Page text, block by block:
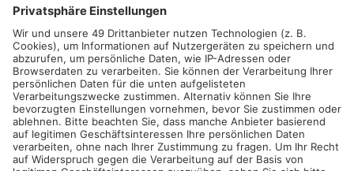
GELNHAUSEN.Im Primaveraland beginnt heute wieder die
Handballsaison, und die Teams der dritten Liga stehen bereit
für spannende Begegnungen.
Der TV Gelnhausen macht den Auftakt und reist nach
Leutershausen. Parallel empfängt der TV Kirchzell mit der HSG
Krefeld den aktuellen Tabellenführer – eine anspruchsvolle
Aufgabe. Der Hanauer Anhang hofft auf Punkte, da ihr Team
beim Tabellenletzten TV Korschenbroich antritt.